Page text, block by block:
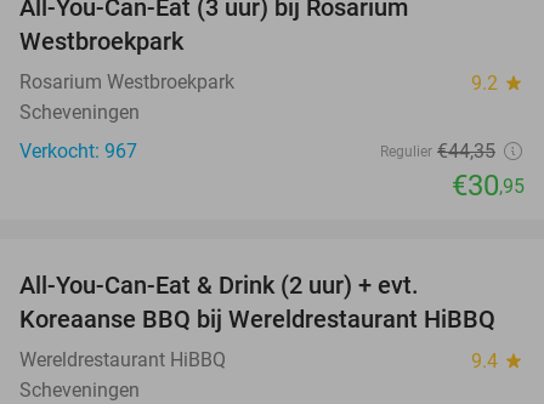
All-You-Can-Eat (3 uur) bij Rosarium
Westbroekpark
Rosarium Westbroekpark 9.2 star
Scheveningen
Verkocht: 967
Regulier €44,35
€30,95
All-You-Can-Eat & Drink (2 uur) + evt.
Koreaanse BBQ bij Wereldrestaurant HiBBQ
Wereldrestaurant HiBBQ 9.4 star
Scheveningen